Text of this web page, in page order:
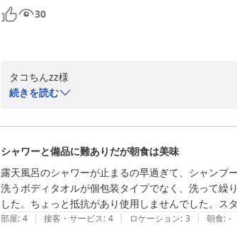
2026-07-12
30
タコちんzz様
お土産のうどんは、金刀比羅宮お膝元のまんのう
とができうれしい限りでございます。
これからも皆様に喜ばれる宿泊プランの提供に取
続きを読む
シャワーと備品に難ありだが朝食は美味
露天風呂のシャワーが止まるの早過ぎて、シャンプ
洗うボディタオルが個包装タイプでなく、洗って繰
した。ちょっと抵抗があり使用しませんでした。ス
部屋: 4 | 接客・サービス: 4 | ロケーション: 3 | 朝食: -